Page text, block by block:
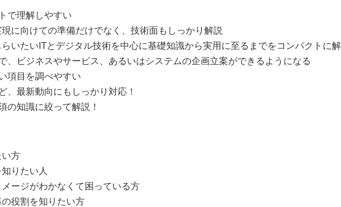
で理解しやすい
に向けての準備だけでなく、技術面もしっかり解説
らいたいITとデジタル技術を中心に基礎知識から実用に至るまでをコンパクトに
、ビジネスやサービス、あるいはシステムの企画立案ができるようになる
項目を調べやすい
、最新動向にもしっかり対応！
の知識に絞って解説！
い方
りたい人
ージがわかなくて困っている方
役割を知りたい方